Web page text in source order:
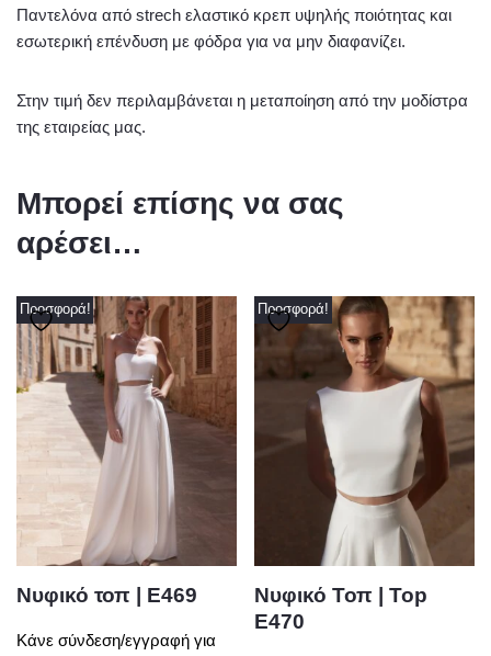
Παντελόνα από strech ελαστικό κρεπ υψηλής ποιότητας και
εσωτερική επένδυση με φόδρα για να μην διαφανίζει.
Στην τιμή δεν περιλαμβάνεται η μεταποίηση από την μοδίστρα
της εταιρείας μας.
Μπορεί επίσης να σας
αρέσει…
Προσφορά!
Νυφικό τοπ | E469
Κάνε σύνδεση/εγγραφή για
Προσφορά!
Νυφικό Τοπ | Top
E470